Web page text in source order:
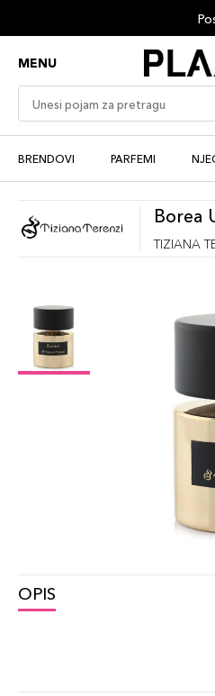
MENU
BRENDOVI PARFEMI
Borea
TIZIANA
OPIS